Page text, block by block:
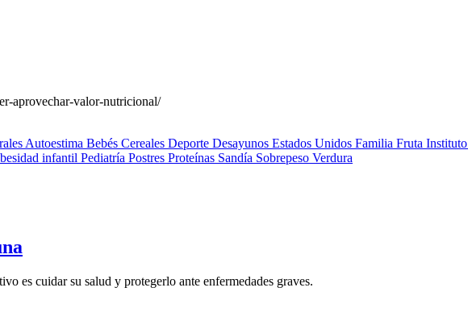
aprovechar-valor-nutricional/
Autoestima Bebés Cereales Deporte Desayunos Estados Unidos Familia Fruta Instituto
infantil Pediatría Postres Proteínas Sandía Sobrepeso Verdura
es cuidar su salud y protegerlo ante enfermedades graves.